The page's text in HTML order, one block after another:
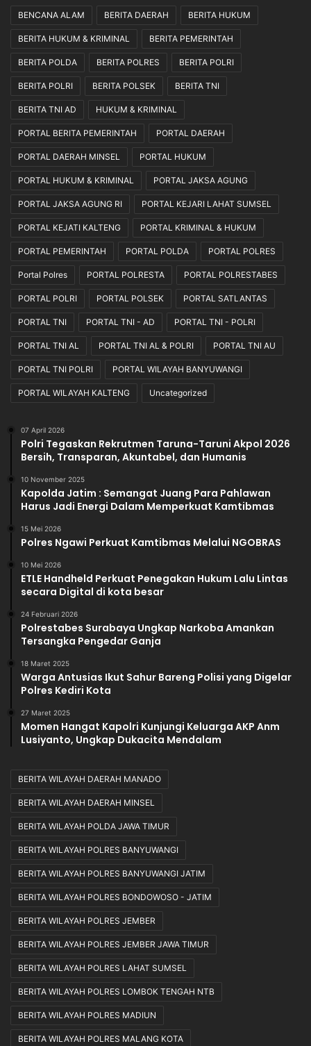
BENCANA ALAM BERITA DAERAH BERITA HUKUM
BERITA HUKUM & KRIMINAL BERITA PEMERINTAH
BERITA POLDA BERITA POLRES BERITA POLRI
BERITA POLRI BERITA POLSEK BERITA TNI
BERITA TNI AD HUKUM & KRIMINAL
PORTAL BERITA PEMERINTAH PORTAL DAERAH
PORTAL DAERAH MINSEL PORTAL HUKUM
PORTAL HUKUM & KRIMINAL PORTAL JAKSA AGUNG
PORTAL JAKSA AGUNG RI PORTAL KEJARI LAHAT SUMSEL
PORTAL KEJATI KALTENG PORTAL KRIMINAL & HUKUM
PORTAL PEMERINTAH PORTAL POLDA PORTAL POLRES
Portal Polres PORTAL POLRESTA PORTAL POLRESTABES
PORTAL POLRI PORTAL POLSEK PORTAL SATLANTAS
PORTAL TNI PORTAL TNI - AD PORTAL TNI - POLRI
PORTAL TNI AL PORTAL TNI AL & POLRI PORTAL TNI AU
PORTAL TNI POLRI PORTAL WILAYAH BANYUWANGI
PORTAL WILAYAH KALTENG Uncategorized
07 April 2026
Polri Tegaskan Rekrutmen Taruna-Taruni Akpol 2026
Bersih, Transparan, Akuntabel, dan Humanis
10 November 2025
Kapolda Jatim : Semangat Juang Para Pahlawan
Harus Jadi Energi Dalam Memperkuat Kamtibmas
15 Mei 2026
Polres Ngawi Perkuat Kamtibmas Melalui NGOBRAS
10 Mei 2026
ETLE Handheld Perkuat Penegakan Hukum Lalu Lintas
secara Digital di kota besar
24 Februari 2026
Polrestabes Surabaya Ungkap Narkoba Amankan
Tersangka Pengedar Ganja
18 Maret 2025
Warga Antusias Ikut Sahur Bareng Polisi yang Digelar
Polres Kediri Kota
27 Maret 2025
Momen Hangat Kapolri Kunjungi Keluarga AKP Anm
Lusiyanto, Ungkap Dukacita Mendalam
BERITA WILAYAH DAERAH MANADO
BERITA WILAYAH DAERAH MINSEL
BERITA WILAYAH POLDA JAWA TIMUR
BERITA WILAYAH POLRES BANYUWANGI
BERITA WILAYAH POLRES BANYUWANGI JATIM
BERITA WILAYAH POLRES BONDOWOSO - JATIM
BERITA WILAYAH POLRES JEMBER
BERITA WILAYAH POLRES JEMBER JAWA TIMUR
BERITA WILAYAH POLRES LAHAT SUMSEL
BERITA WILAYAH POLRES LOMBOK TENGAH NTB
BERITA WILAYAH POLRES MADIUN
BERITA WILAYAH POLRES MALANG KOTA